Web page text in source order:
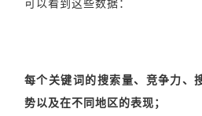
可以看到这些数据：
每个关键词的搜索量、竞争力、
势以及在不同地区的表现；